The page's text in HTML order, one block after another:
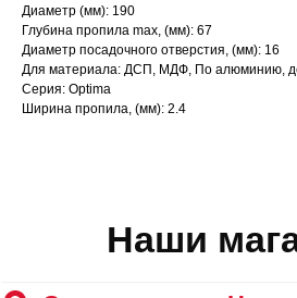
Диаметр (мм): 190
Глубина пропила max, (мм): 67
Диаметр посадочного отверстия, (мм): 16
Для материала: ДСП, МДФ, По алюминию,
Серия: Optima
Ширина пропила, (мм): 2.4
Архангельск, Урицкого 50 к.1
Пн - Пт 09:00 - 19:00
Сб - Вс 10:00 - 18:00
Пн - Пт 09:00 - 19:00
Сб - Вс 10:00 - 18:00
+ 7 (911) 562-83-03